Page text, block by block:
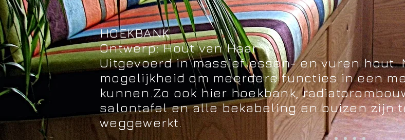
HOEKBANK
Ontwerp: Hout van Haar
Uitgevoerd in massief essen- en vuren hout.
mogelijkheid om meerdere functies in een
kunnen.Zo ook hier hoekbank,
salontafel en alle bekabeling en buizen zijn
weggewerkt.